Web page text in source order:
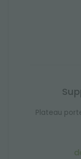
Plateau